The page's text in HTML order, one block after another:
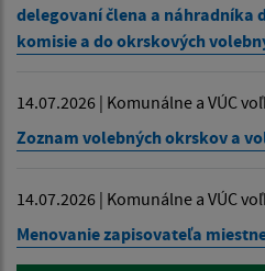
delegovaní člena a náhradníka
komisie a do okrskových
14.07.2026 | Komunálne a VÚC
Zoznam volebných okrskov a
14.07.2026 | Komunálne a VÚC
Menovanie zapisovateľa